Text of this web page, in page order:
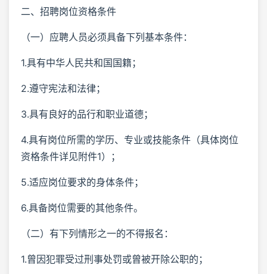
二、招聘岗位资格条件
（一）应聘人员必须具备下列基本条件：
1.具有中华人民共和国国籍；
2.遵守宪法和法律；
3.具有良好的品行和职业道德；
4.具有岗位所需的学历、专业或技能条件（具体岗位
资格条件详见附件1）；
5.适应岗位要求的身体条件；
6.具备岗位需要的其他条件。
（二）有下列情形之一的不得报名：
1.曾因犯罪受过刑事处罚或曾被开除公职的；